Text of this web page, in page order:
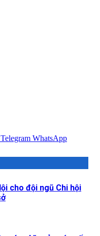
Telegram WhatsApp
cho đội ngũ Chi hội